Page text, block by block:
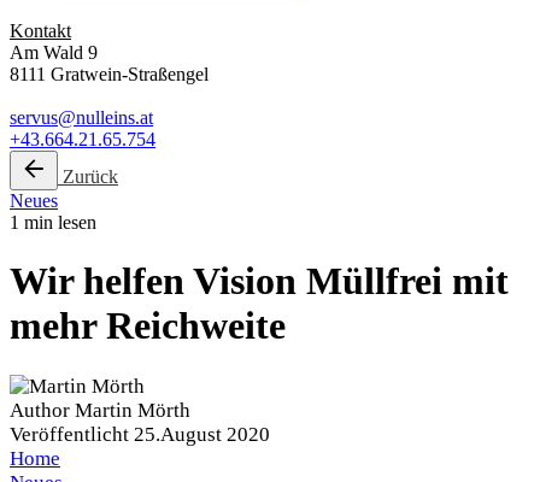
Kontakt
Am Wald 9
8111 Gratwein-Straßengel
servus@nulleins.at
+43.664.21.65.754
Zurück
Neues
1 min lesen
Wir helfen Vision Müllfrei mit
mehr Reichweite
Author Martin Mörth
Veröffentlicht 25.August 2020
Home